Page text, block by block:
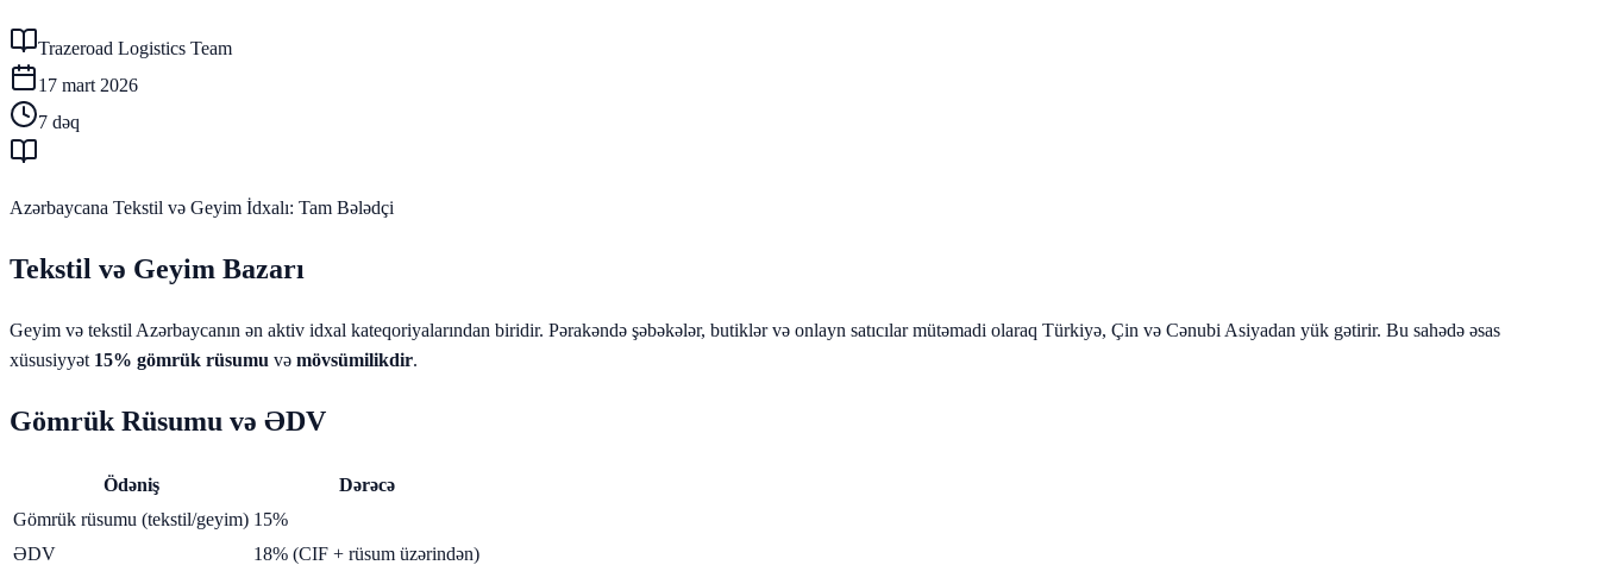
Trazeroad Logistics Team
17 mart 2026
7 dəq
Azərbaycana Tekstil və Geyim İdxalı: Tam Bələdçi
Tekstil və Geyim Bazarı
Geyim və tekstil Azərbaycanın ən aktiv idxal kateqoriyalarından biridir. Pərakəndə şəbəkələr, butiklər və onlayn satıcılar mütəmadi olaraq Türkiyə, Çin və Cənubi Asiyadan yük gətirir. Bu sahədə əsas
xüsusiyyət 15% gömrük rüsumu və mövsümilikdir.
Gömrük Rüsumu və ƏDV
Ödəniş
Dərəcə
Gömrük rüsumu (tekstil/geyim) 15%
ƏDV
18% (CIF + rüsum üzərindən)